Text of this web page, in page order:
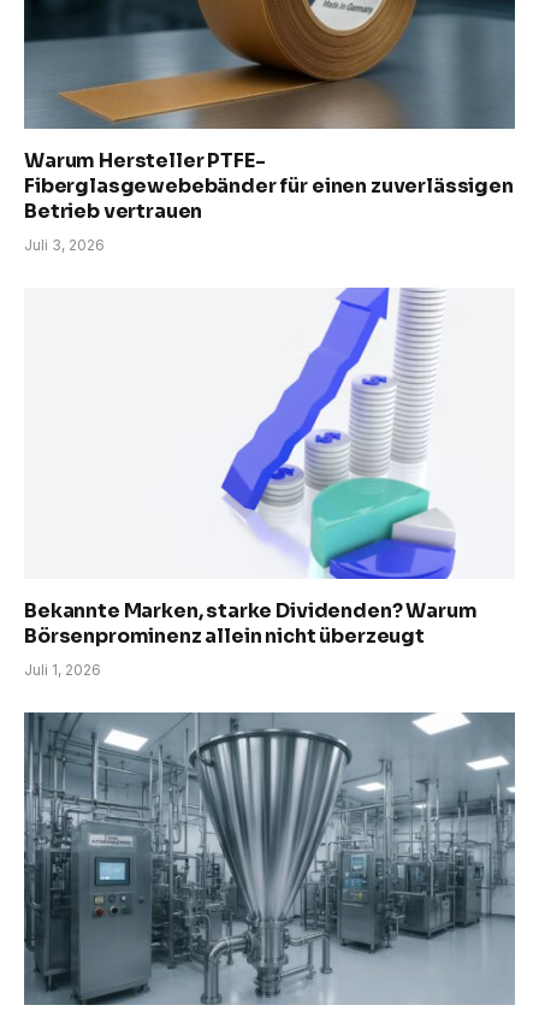
Warum Hersteller PTFE-
Fiberglasgewebebänder für einen zuverlässigen
Betrieb vertrauen
Juli 3, 2026
Bekannte Marken, starke Dividenden? Warum
Börsenprominenz allein nicht überzeugt
Juli 1, 2026